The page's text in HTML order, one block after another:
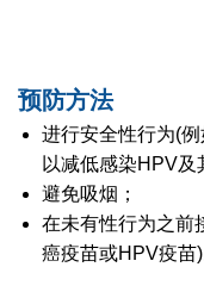
预防方法
进行安全性行为(
以减低感染HPV及
避免吸烟；
在未有性行为之前
癌疫苗或HPV疫苗)